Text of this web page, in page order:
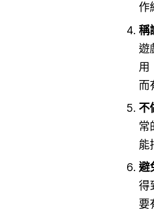
作
稱
遊
用
而
不
常
能
避
得
要